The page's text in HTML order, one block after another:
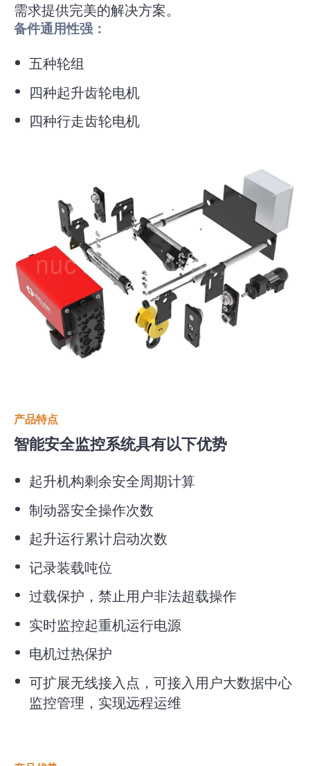
需求提供完美的解决方案。
备件通用性强：
五种轮组
四种起升齿轮电机
四种行走齿轮电机
产品特点
智能安全监控系统具有以下优势
起升机构剩余安全周期计算
制动器安全操作次数
起升运行累计启动次数
记录装载吨位
过载保护，禁止用户非法超载操作
实时监控起重机运行电源
电机过热保护
可扩展无线接入点，可接入用户大数据中心
监控管理，实现远程运维